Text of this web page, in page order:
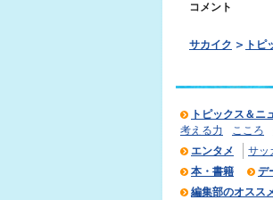
コメント
サカイク トピ
トピックス＆ニ
考える力
こころ
エンタメ
サッ
本・書籍
デ
編集部のオスス